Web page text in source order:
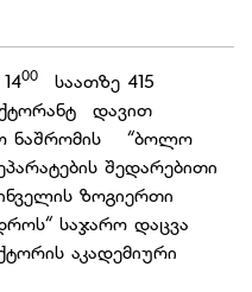
00
საათზე 415
დავით
ნაშრომის “ბოლო
შედარებითი
ზოგიერთი
საჯარო დაცვა
აკადემიური